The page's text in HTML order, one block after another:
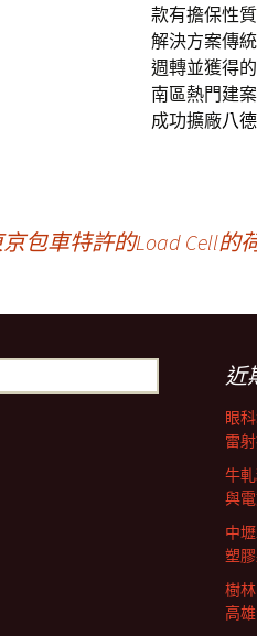
款有擔保性
解決方案傳
週轉並獲得
南區熱門建
成功擴廠八
包車特許的Load Cell的
近
眼
雷
牛
與
中
塑
樹
高